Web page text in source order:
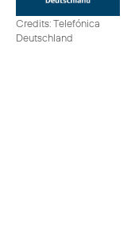
Credits: Telefónica
Deutschland